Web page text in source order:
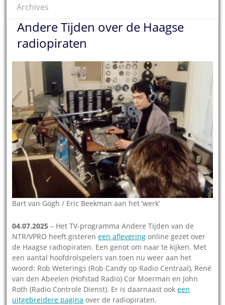
Archives
Andere Tijden over de Haagse
radiopiraten
Bart van Gogh / Eric Beekman aan het ‘werk’
04.07.2025 – Het TV-programma Andere Tijden van de
NTR/VPRO heeft gistereneen aflevering online gezet over
de Haagse radiopiraten. Een genot om naar te kijken. Met
een aantal hoofdrolspelers van toen nu weer aan het
woord: Rob Weterings (Rob Candy op Radio Centraal), René
van den Abeelen (Hofstad Radio) Cor Moerman en John
Roth (Radio Controle Dienst). Er is daarnaast ookeen
uitgebreidere pagina over de radiopiraten.